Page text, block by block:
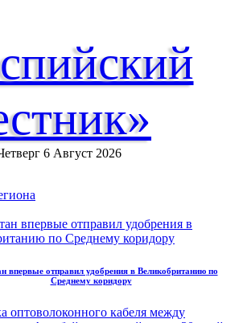
6 Август 2026
впервые отправил удобрения в Великобританию по
Среднему коридору